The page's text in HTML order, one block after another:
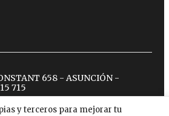
y terceros para mejorar tu
658 - ASUNCIÓN -
715